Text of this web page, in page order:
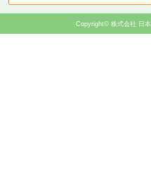
Copyright© 株式会社 日